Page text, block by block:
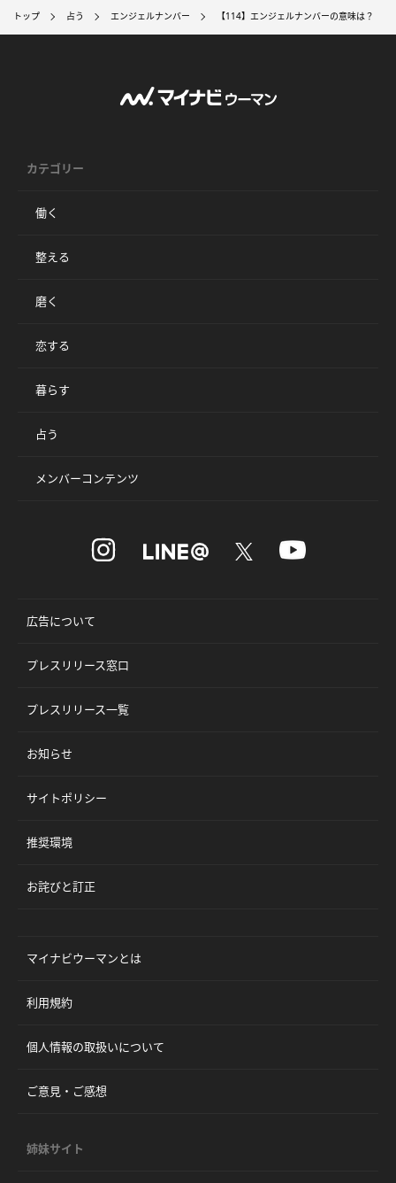
トップ 占う エンジェルナンバー 【114】エンジェルナンバーの意味は？ ～
カテゴリー
働く
整える
磨く
恋する
暮らす
占う
メンバーコンテンツ
広告について
プレスリリース窓口
プレスリリース一覧
お知らせ
サイトポリシー
推奨環境
お詫びと訂正
マイナビウーマンとは
利用規約
個人情報の取扱いについて
ご意見・ご感想
姉妹サイト